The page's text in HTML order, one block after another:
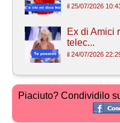
il 25/07/2026
Ex di Amici
telec...
il 24/07/2026
Piaciuto? Condividilo